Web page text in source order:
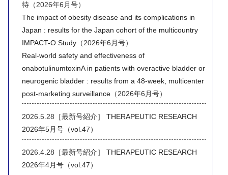
待（2026年6月号）
The impact of obesity disease and its complications in
Japan : results for the Japan cohort of the multicountry
IMPACT-O Study（2026年6月号）
Real-world safety and effectiveness of
onabotulinumtoxinA in patients with overactive bladder or
neurogenic bladder : results from a 48-week, multicenter
post-marketing surveillance（2026年6月号）
2026.5.28［最新号紹介］ THERAPEUTIC RESEARCH
2026年5月号（vol.47）
2026.4.28［最新号紹介］ THERAPEUTIC RESEARCH
2026年4月号（vol.47）